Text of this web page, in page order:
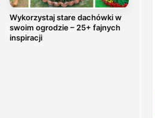
Wykorzystaj stare dachówki w
swoim ogrodzie – 25+ fajnych
inspiracji